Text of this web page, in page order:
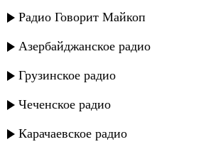
Радио Говорит Майкоп
Азербайджанское радио
Грузинское радио
Чеченское радио
Карачаевское радио
Мирес группа - Track 05
Мирес группа - Track 03